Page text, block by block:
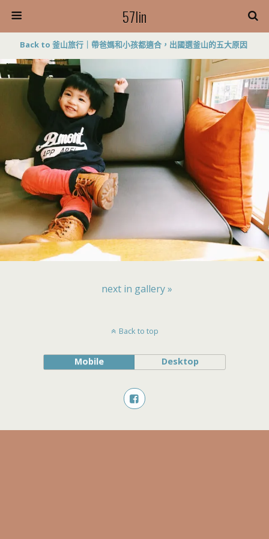
57lin
Back to 釜山旅行｜帶爸媽和小孩都適合，出國選釜山的五大原因
next in gallery »
Back to top
Mobile Desktop